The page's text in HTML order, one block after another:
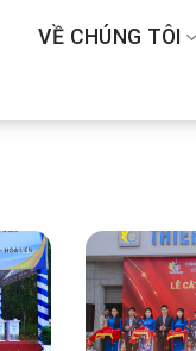
VỀ CHÚNG TÔI